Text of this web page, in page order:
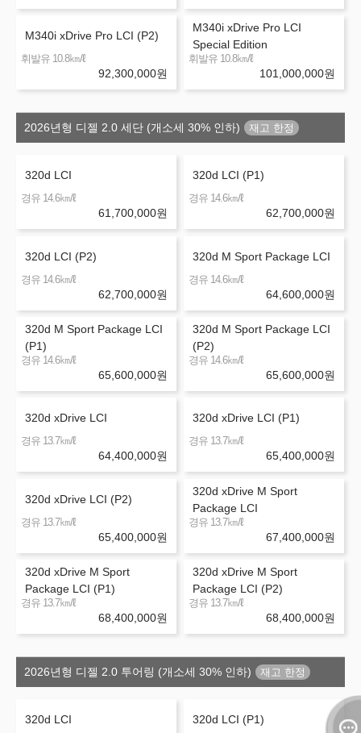
M340i xDrive Pro LCI (P2)
휘발유 10.8㎞/ℓ
92,300,000원
M340i xDrive Pro LCI
Special Edition
휘발유 10.8㎞/ℓ
101,000,000원
2026년형 디젤 2.0 세단 (개소세 30% 인하)
320d LCI
경유 14.6㎞/ℓ
61,700,000원
320d LCI (P1)
경유 14.6㎞/ℓ
62,700,000원
320d LCI (P2)
경유 14.6㎞/ℓ
62,700,000원
320d M Sport Package LCI
경유 14.6㎞/ℓ
64,600,000원
320d M Sport Package LCI
(P1)
경유 14.6㎞/ℓ
65,600,000원
320d M Sport Package LCI
(P2)
경유 14.6㎞/ℓ
65,600,000원
320d xDrive LCI
경유 13.7㎞/ℓ
64,400,000원
320d xDrive LCI (P1)
경유 13.7㎞/ℓ
65,400,000원
320d xDrive LCI (P2)
경유 13.7㎞/ℓ
65,400,000원
320d xDrive M Sport
Package LCI
경유 13.7㎞/ℓ
67,400,000원
320d xDrive M Sport
Package LCI (P1)
경유 13.7㎞/ℓ
68,400,000원
320d xDrive M Sport
Package LCI (P2)
경유 13.7㎞/ℓ
68,400,000원
2026년형 디젤 2.0 투어링 (개소세 30% 인하)
320d LCI 320d LCI (P1)